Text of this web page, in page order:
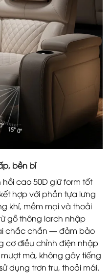
bền bỉ
cao 50D giữ form tốt
hợp với phần tựa lưng
khí, mềm mại và thoải
gỗ thông larch nhập
chắc chắn — đảm bảo
cơ điều chỉnh điện nhập
mà, không gây tiếng
dụng trơn tru, thoải mái.